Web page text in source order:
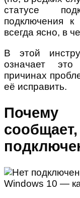
статусе
подключения
всегда ясно, в
В этой
означает
причинах
её исправить.